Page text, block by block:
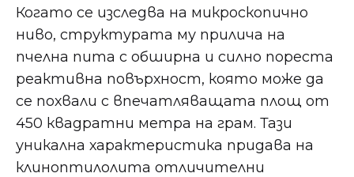
Когато се изследва на микроскопично
ниво, структурата му прилича на
пчелна пита с обширна и силно пореста
реактивна повърхност, която може да
се похвали с впечатляващата площ от
450 квадратни метра на грам. Тази
уникална характеристика придава на
клиноптилолита отличителни